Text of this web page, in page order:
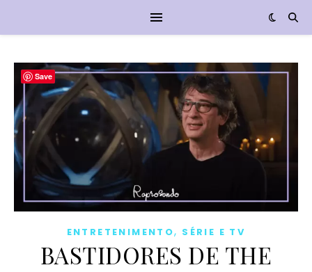
ENTRETENIMENTO, SÉRIE E TV
BASTIDORES DE THE
Save